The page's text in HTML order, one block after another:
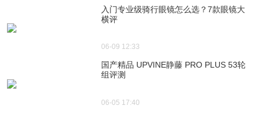
入门专业级骑行眼镜怎么选？7款眼镜大
横评
06-09 12:33
国产精品 UPVINE静藤 PRO PLUS 53轮
组评测
06-05 17:40